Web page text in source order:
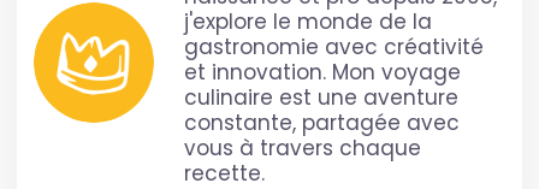
j'explore le monde de la
gastronomie avec créativité
et innovation. Mon voyage
culinaire est une aventure
constante, partagée avec
vous à travers chaque
recette.